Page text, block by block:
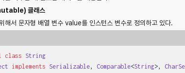
클래스
해서 문자형 배열 변수 value를 인스턴스 변수로 정의하고 있다.
class String
implements Serializable, Comparable<String>,